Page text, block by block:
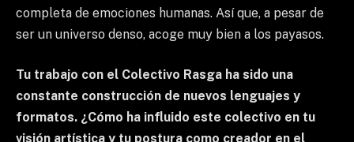
completa de emociones humanas. Así que, a pesar de
ser un universo denso, acoge muy bien a los payasos.
Tu trabajo con el Colectivo Rasga ha sido una
constante construcción de nuevos lenguajes y
formatos. ¿Cómo ha influido este colectivo en tu
visión artística y tu postura como creador en el